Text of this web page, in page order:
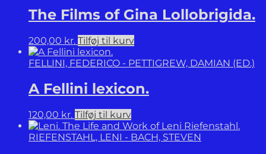
The Films of Gina Lollobrigida.
200,00 kr. Tilføj til kurv
FELLINI, FEDERICO - PETTIGREW, DAMIAN (ED.)
A Fellini lexicon.
120,00 kr. Tilføj til kurv
RIEFENSTAHL, LENI - BACH, STEVEN